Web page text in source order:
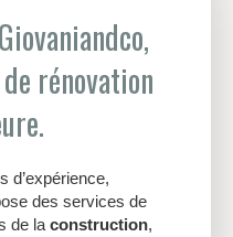
rénovation
d’expérience,
des services de
de la construction,